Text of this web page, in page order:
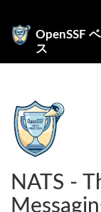
OpenSSF
ス
NATS -